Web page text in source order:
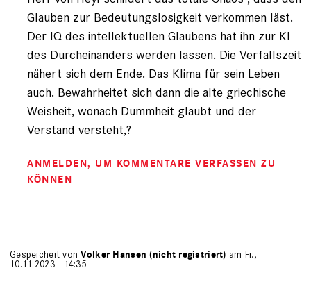
von
(nicht
registriert)
Glauben zur Bedeutungslosigkeit verkommen läst.
Der IQ des intellektuellen Glaubens hat ihn zur KI
des Durcheinanders werden lassen. Die Verfallszeit
nähert sich dem Ende. Das Klima für sein Leben
auch. Bewahrheitet sich dann die alte griechische
Weisheit, wonach Dummheit glaubt und der
Verstand versteht,?
ANMELDEN, UM KOMMENTARE VERFASSEN ZU
KÖNNEN
Gespeichert vonVolker Hansen (nicht registriert) am Fr.,
10.11.2023 - 14:35